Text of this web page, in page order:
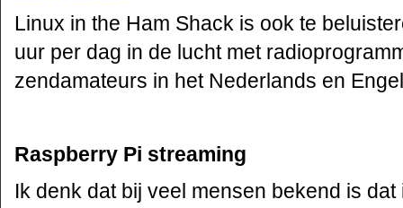
Linux in the Ham Shack is ook te
uur per dag in de lucht met
zendamateurs in het Nederlands en
Raspberry Pi streaming
Ik denk dat bij veel mensen bekend is